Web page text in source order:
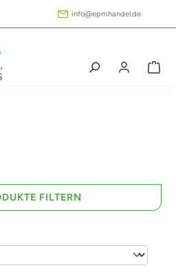
info@epmhandel.de
FILTERN